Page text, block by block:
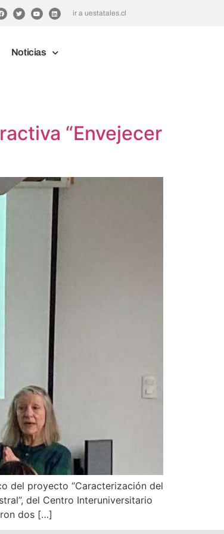
ir a uestatales.cl
Noticias
“Envejecer
del proyecto “Caracterización del
del Centro Interuniversitario
dos […]